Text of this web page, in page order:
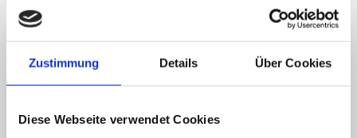
Zustimmung Details Über Cookies
Diese Webseite verwendet Cookies
Leistungskomplex 12
Begleitung bei Aktivitäten
außerhalb der Wohnung
32,59 €
Leistungskomplex 13.1